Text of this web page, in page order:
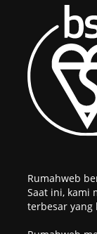
Rumahweb
Saat ini, kami
terbesar